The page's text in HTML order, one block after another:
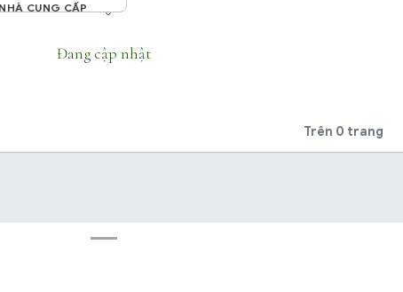
CUNG CẤP
Đang cập nhật
Trên 0 trang